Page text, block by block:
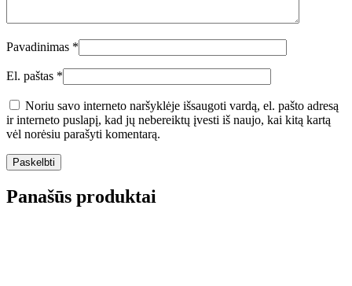
Pavadinimas *
El. paštas *
Noriu savo interneto naršyklėje išsaugoti vardą, el. pašto adresą
ir interneto puslapį, kad jų nebereiktų įvesti iš naujo, kai kitą kartą
vėl norėsiu parašyti komentarą.
Panašūs produktai